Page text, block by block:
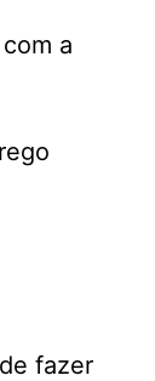
a
fazer